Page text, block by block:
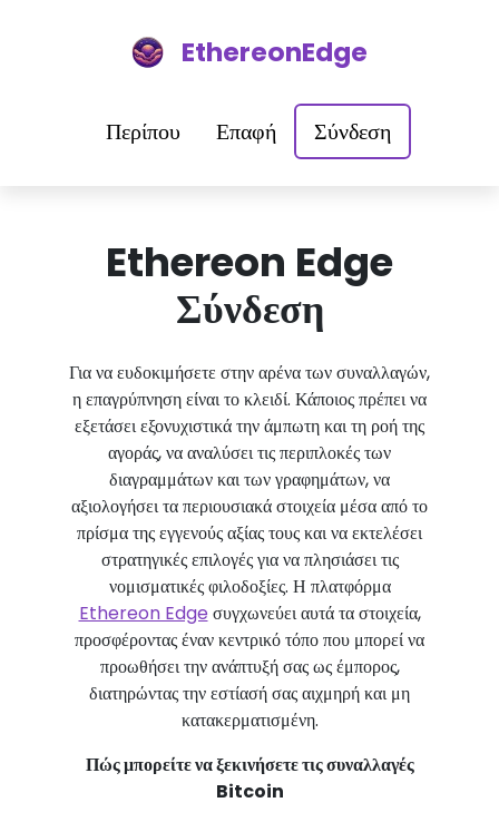
EthereonEdge
Περίπου Επαφή Σύνδεση
Ethereon Edge
Σύνδεση
Για να ευδοκιμήσετε στην αρένα των συναλλαγών,
η επαγρύπνηση είναι το κλειδί. Κάποιος πρέπει να
εξετάσει εξονυχιστικά την άμπωτη και τη ροή της
αγοράς, να αναλύσει τις περιπλοκές των
διαγραμμάτων και των γραφημάτων, να
αξιολογήσει τα περιουσιακά στοιχεία μέσα από το
πρίσμα της εγγενούς αξίας τους και να εκτελέσει
στρατηγικές επιλογές για να πλησιάσει τις
νομισματικές φιλοδοξίες. Η πλατφόρμα
Ethereon Edgeσυγχωνεύει αυτά τα στοιχεία,
προσφέροντας έναν κεντρικό τόπο που μπορεί να
προωθήσει την ανάπτυξή σας ως έμπορος,
διατηρώντας την εστίασή σας αιχμηρή και μη
κατακερματισμένη.
Πώς μπορείτε να ξεκινήσετε τις συναλλαγές
Bitcoin